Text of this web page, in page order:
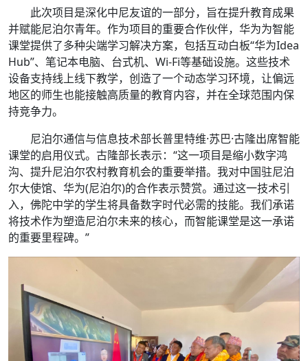
此次项目是深化中尼友谊的一部分，旨在提升教育成果
并赋能尼泊尔青年。作为项目的重要合作伙伴，华为为智能
课堂提供了多种尖端学习解决方案，包括互动白板“华为Idea
Hub”、笔记本电脑、台式机、Wi-Fi等基础设施。这些技术
设备支持线上线下教学，创造了一个动态学习环境，让偏远
地区的师生也能接触高质量的教育内容，并在全球范围内保
持竞争力。
尼泊尔通信与信息技术部长普里特维·苏巴·古隆出席智能
课堂的启用仪式。古隆部长表示：“这一项目是缩小数字鸿
沟、提升尼泊尔农村教育机会的重要举措。我对中国驻尼泊
尔大使馆、华为(尼泊尔)的合作表示赞赏。通过这一技术引
入，佛陀中学的学生将具备数字时代必需的技能。我们承诺
将技术作为塑造尼泊尔未来的核心，而智能课堂是这一承诺
的重要里程碑。”